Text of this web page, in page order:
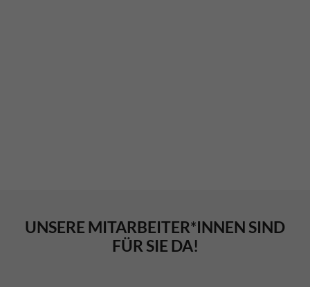
UNSERE MITARBEITER*INNEN SIND
FÜR SIE DA!